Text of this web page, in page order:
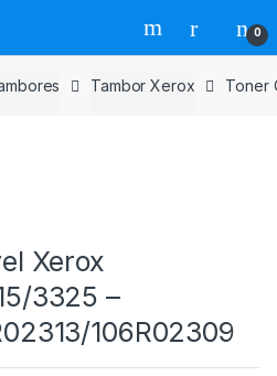
0
Tambor Xerox Toner
Xerox
3325 –
106R02309